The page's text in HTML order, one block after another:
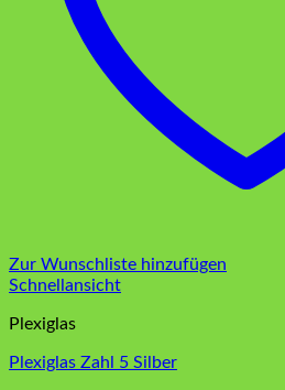
Zur Wunschliste hinzufügen
Schnellansicht
Plexiglas
Plexiglas Zahl 5 Silber